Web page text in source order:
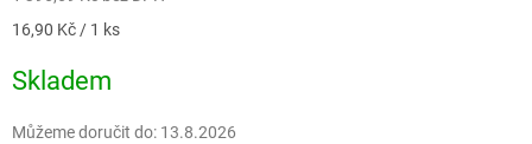
Měrná
16,90 Kč / 1 ks
Skladem
Můžeme doručit do: 13.8.2026